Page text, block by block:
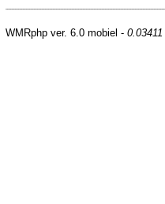
WMRphp ver. 6.0 mobiel - 0.03411